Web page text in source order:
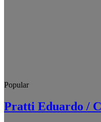
Popular
Pratti Eduardo /